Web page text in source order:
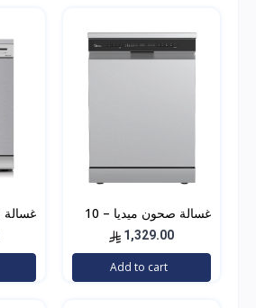
غسالة صحون ميديا – 10
برامج – 14 مكان – فضي1,329.00
Add to cart